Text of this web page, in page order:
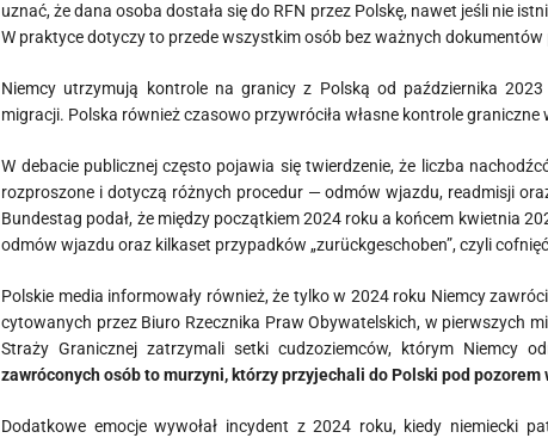
uznać, że dana osoba dostała się do RFN przez Polskę, nawet jeśli nie
W praktyce dotyczy to przede wszystkim osób bez ważnych
Niemcy utrzymują kontrole na granicy z Polską od października
migracji. Polska również czasowo przywróciła własne kontrole graniczne
W debacie publicznej często pojawia się twierdzenie, że liczba
rozproszone i dotyczą różnych procedur — odmów wjazdu, readmisji
Bundestag podał, że między początkiem 2024 roku a końcem kwietnia
odmów wjazdu oraz kilkaset przypadków „zurückgeschoben”, czyli
Polskie media informowały również, że tylko w 2024 roku Niemcy
cytowanych przez Biuro Rzecznika Praw Obywatelskich, w pierwszych
Straży Granicznej zatrzymali setki cudzoziemców, którym Niemcy
zawróconych osób to murzyni, którzy przyjechali do Polski pod
Dodatkowe emocje wywołał incydent z 2024 roku, kiedy niemiecki